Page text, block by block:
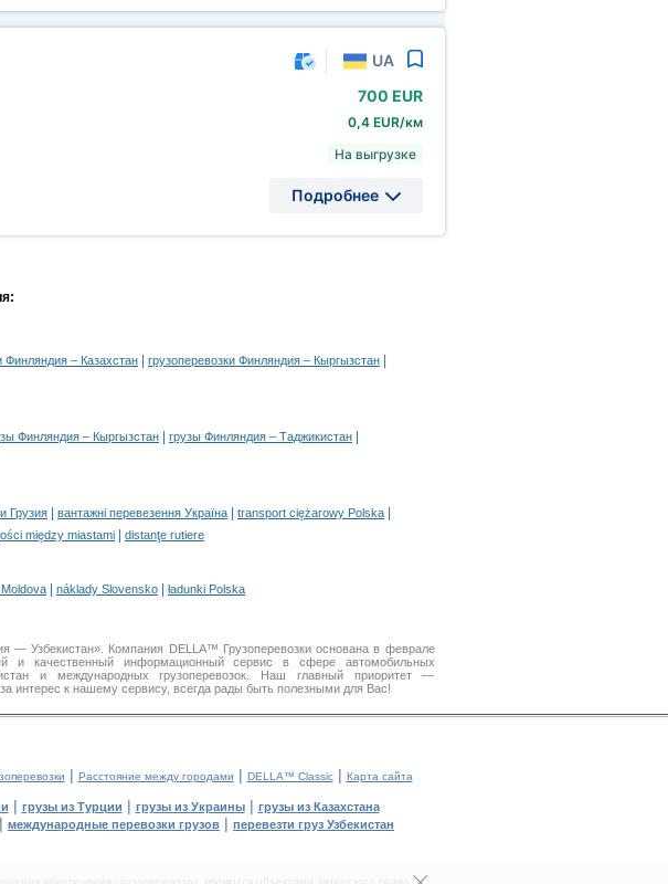
UA
700 EUR
0,4 EUR/км
На выгрузке
Подробнее
Финляндия – Казахстан грузоперевозки Финляндия – Кыргызстан
Финляндия – Кыргызстан грузы Финляндия – Таджикистан
Грузия вантажні перевезення Україна transport ciężarowy Polska
między miastami distanţe rutiere
náklady Slovensko ładunki Polska
— Узбекистан». Компания DELLA™ Грузоперевозки основана в феврале
качественный информационный сервис в сфере автомобильных
и международных грузоперевозок. Наш главный приоритет —
интерес к нашему сервису, всегда рады быть полезными для Вас!
| Расстояние между городами | DELLA™ Classic| Карта сайта
| грузы из Турции | грузы из Украины| грузы из Казахстана
| международные перевозки грузов | перевезти груз Узбекистан
обеспечения грузоперевозок, являются объектами авторского права.